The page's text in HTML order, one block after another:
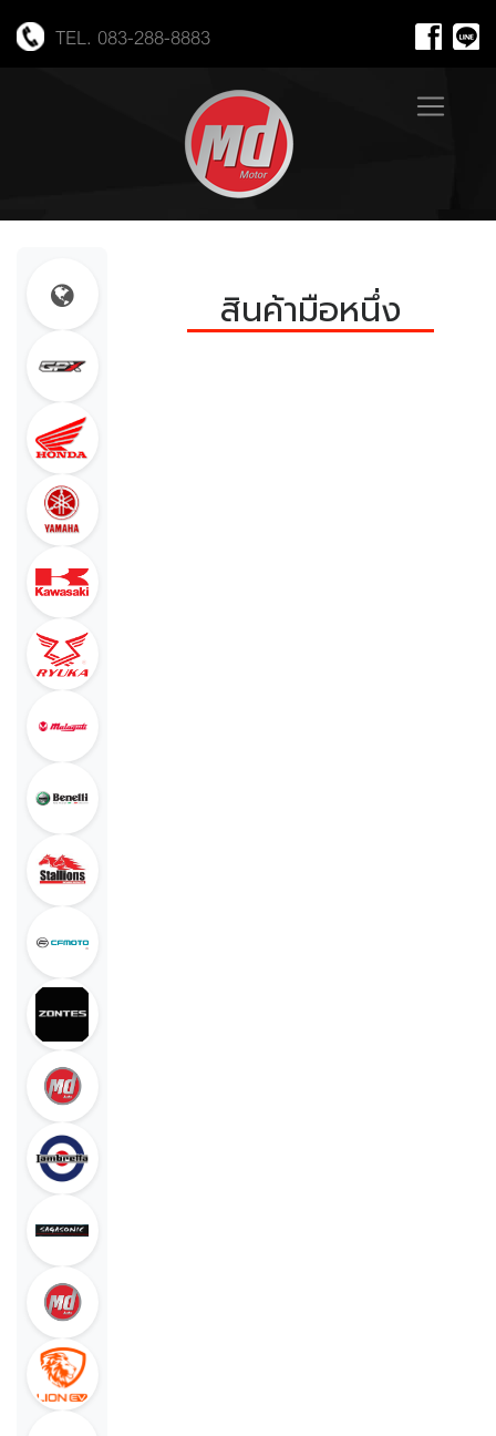
TEL. 083-288-8883
สินค้ามือหนึ่ง